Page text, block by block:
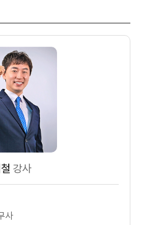
강사
사